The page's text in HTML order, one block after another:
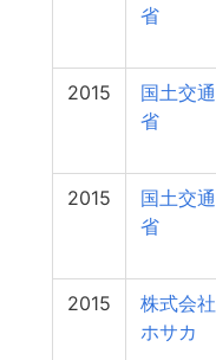
省
2015
国土交通
省
2015
国土交通
省
2015
株式会社
ホサカ